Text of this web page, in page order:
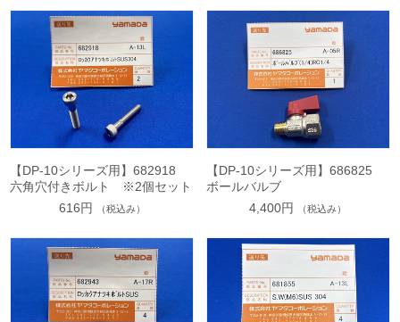
【DP-10シリーズ用】682918
六角穴付きボルト ※2個セット
616円
（税込み）
【DP-10シリーズ用】686825
ボールバルブ
4,400円
（税込み）